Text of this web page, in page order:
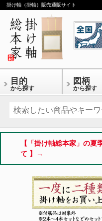
掛け軸（掛軸）販売通販サイト
目的
から探す
図柄
から探す
【「掛け軸総本家」の
て 】→